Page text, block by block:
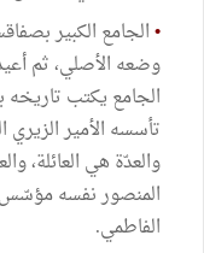
•
الجامع يكتب تاريخه
تأسسه الأمير الزيري
والعدّة هي العائلة،
المنصور نفسه مؤسّس
الفاطمي.